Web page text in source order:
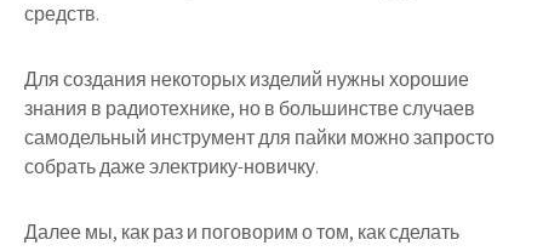
средств.
Для создания некоторых изделий нужны хорошие
знания в радиотехнике, но в большинстве случаев
самодельный инструмент для пайки можно запросто
собрать даже электрику-новичку.
Далее мы, как раз и поговорим о том, как сделать